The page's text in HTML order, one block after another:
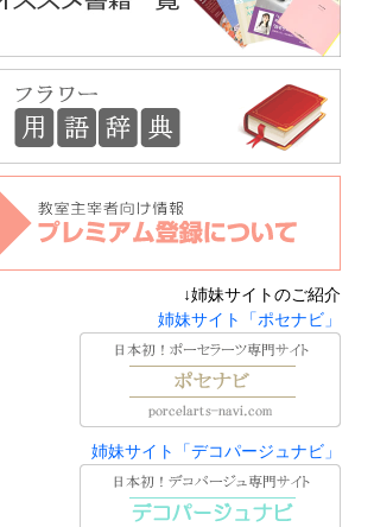
↓姉妹サイトのご紹介
姉妹サイト「ポセナビ」
姉妹サイト「デコパージュナビ」